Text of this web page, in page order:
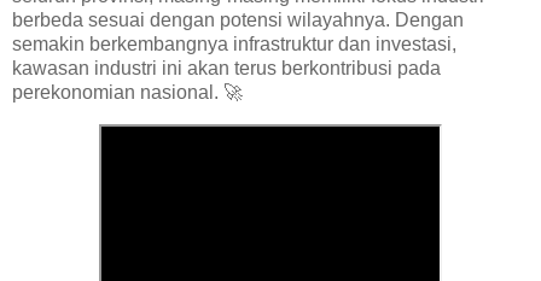
berbeda sesuai dengan potensi wilayahnya. Dengan
semakin berkembangnya infrastruktur dan investasi,
kawasan industri ini akan terus berkontribusi pada
perekonomian nasional. 🚀